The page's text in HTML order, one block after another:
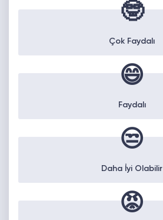
🤓
Çok Faydalı
😄
Faydalı
😒
Daha İyi Olabilir
😡